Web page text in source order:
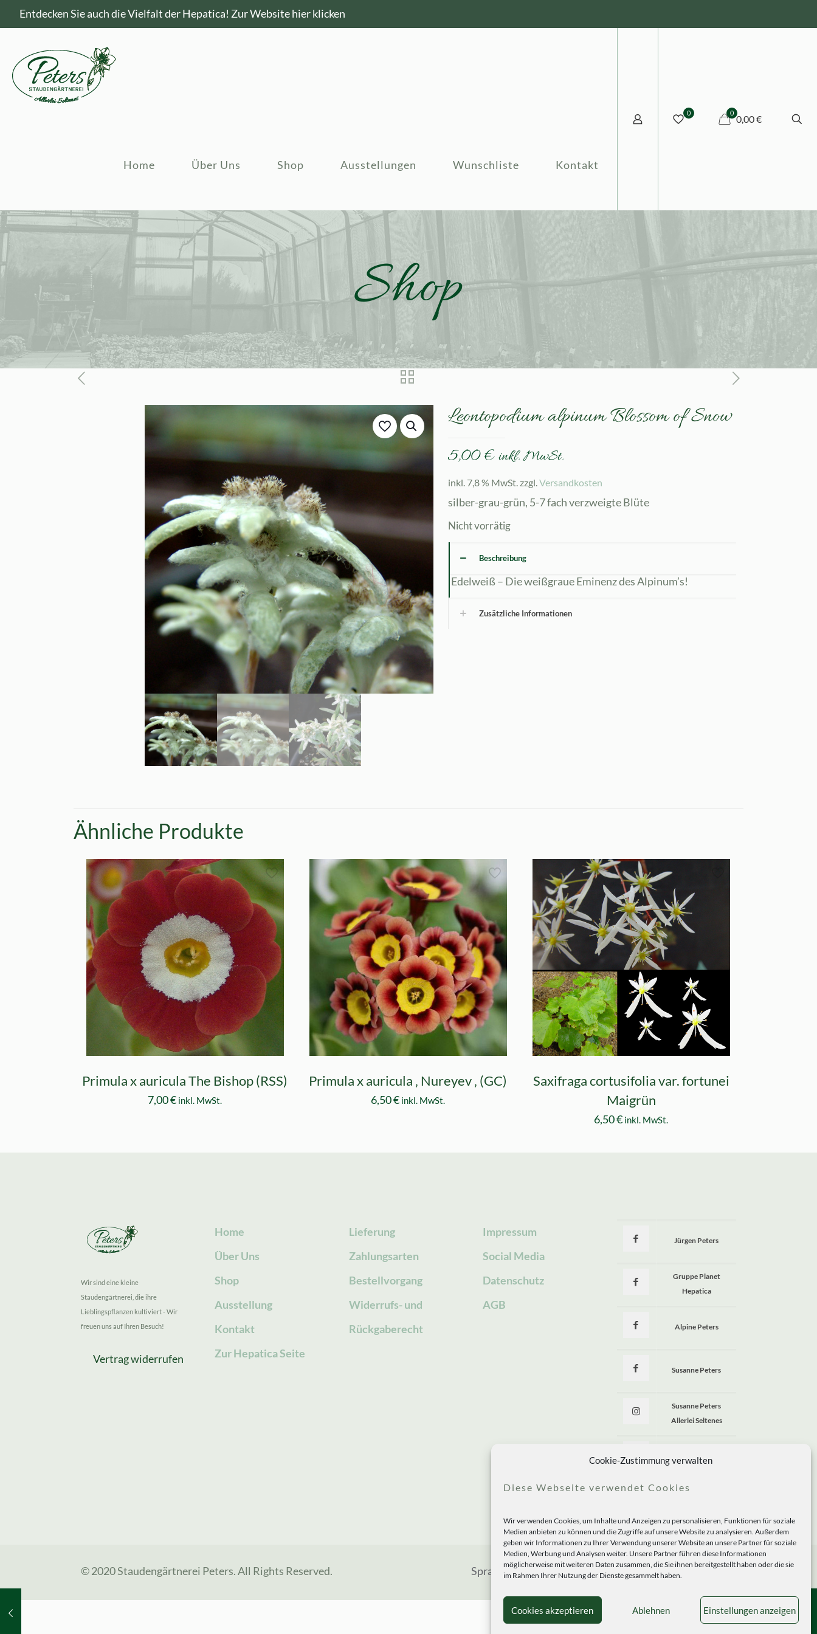
Cookie-Zustimmung verwalten
Diese Webseite verwendet Cookies
Wir verwenden Cookies, um Inhalte und Anzeigen zu personalisieren, Funktionen für soziale
Medien anbieten zu können und die Zugriffe auf unsere Website zu analysieren. Außerdem
geben wir Informationen zu Ihrer Verwendung unserer Website an unsere Partner für soziale
Medien, Werbung und Analysen weiter. Unsere Partner führen diese Informationen
möglicherweise mit weiteren Daten zusammen, die Sie ihnen bereitgestellt haben oder die sie
im Rahmen Ihrer Nutzung der Dienste gesammelt haben.
Cookies akzeptieren Ablehnen Einstellungen anzeigen
Entdecken Sie auch die Vielfalt der Hepatica! Zur Website hier klicken
Home Über Uns Shop Ausstellungen Wunschliste Kontakt
0 0
0,00 €
Shop
Leontopodium alpinum Blossom of Snow
5,00€ inkl. MwSt.
inkl. 7,8 % MwSt.zzgl.Versandkosten
silber-grau-grün, 5-7 fach verzweigte Blüte
Nicht vorrätig
Beschreibung
Edelweiß – Die weißgraue Eminenz des Alpinum’s!
Zusätzliche Informationen
Ähnliche Produkte
Primula x auricula The Bishop (RSS)
7,00€ inkl. MwSt.
Primula x auricula ‚ Nureyev ‚ (GC)
6,50€ inkl. MwSt.
Saxifraga cortusifolia var. fortunei
Maigrün
6,50€ inkl. MwSt.
Wir sind eine kleine
Staudengärtnerei, die ihre
Lieblingspflanzen kultiviert - Wir
freuen uns auf Ihren Besuch!
Vertrag widerrufen
Home
Über Uns
Shop
Ausstellung
Kontakt
Zur Hepatica Seite
Lieferung
Zahlungsarten
Bestellvorgang
Widerrufs- und
Rückgaberecht
Impressum
Social Media
Datenschutz
AGB
Jürgen Peters
Gruppe Planet
Hepatica
Alpine Peters
Susanne Peters
Susanne Peters
Allerlei Seltenes
Allerlei Seltenes
© 2020 Staudengärtnerei Peters. All Rights Reserved. Sprachen